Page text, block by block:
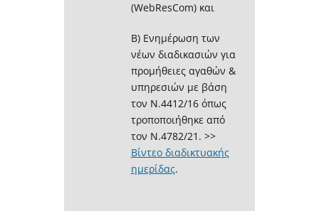
(WebResCom) και
Β) Ενημέρωση των
νέων διαδικασιών για
προμήθειες αγαθών &
υπηρεσιών με βάση
τον Ν.4412/16 όπως
τροποποιήθηκε από
τον Ν.4782/21. >>
Βίντεο διαδικτυακής
ημερίδας.